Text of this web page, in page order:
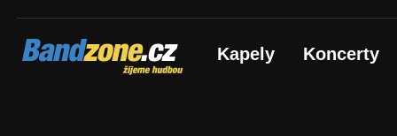
Bandzone.cz
žijeme hudbou Kapely Koncerty